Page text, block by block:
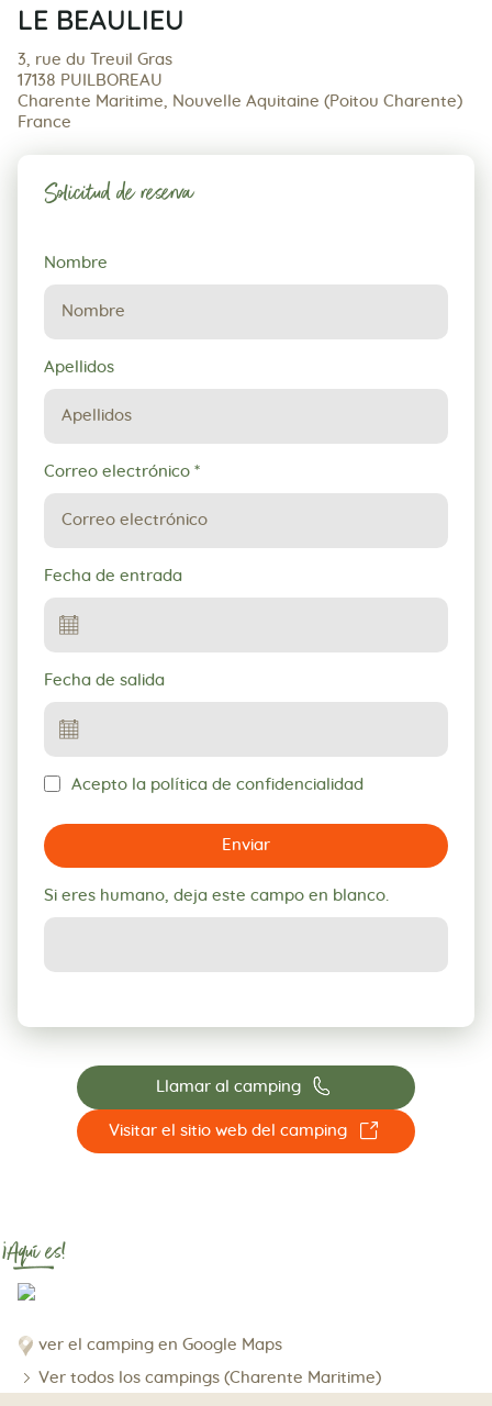
LE BEAULIEU
3, rue du Treuil Gras
17138 PUILBOREAU
Charente Maritime, Nouvelle Aquitaine (Poitou Charente)
France
Solicitud de reserva
Solicitud
de
reserva
Nombre
Apellidos
Correo electrónico *
Fecha de entrada
Fecha de salida
Acepto la política de confidencialidad
Enviar
Si eres humano, deja este campo en blanco.
Llamar al camping 📞
Visitar el sitio web del camping ☐
¡Aquí es!
ver el camping en Google Maps
Ver todos los campings (Charente Maritime)